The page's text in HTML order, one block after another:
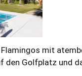
mit
den Golfplatz und